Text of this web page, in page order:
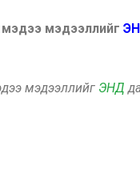
мэдээ мэдээллийг
мэдээллийг ЭНД